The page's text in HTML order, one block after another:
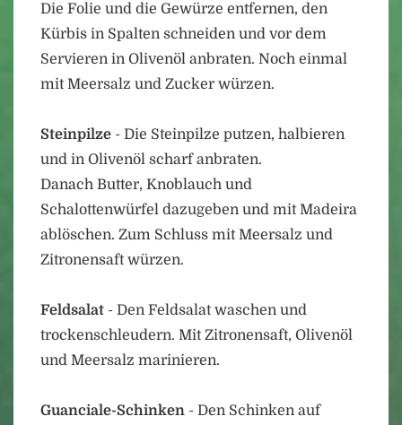
Die Folie und die Gewürze entfernen, den
Kürbis in Spalten schneiden und vor dem
Servieren in Olivenöl anbraten. Noch einmal
mit Meersalz und Zucker würzen.
Steinpilze - Die Steinpilze putzen, halbieren
und in Olivenöl scharf anbraten.
Danach Butter, Knoblauch und
Schalottenwürfel dazugeben und mit Madeira
ablöschen. Zum Schluss mit Meersalz und
Zitronensaft würzen.
Feldsalat - Den Feldsalat waschen und
trockenschleudern. Mit Zitronensaft, Olivenöl
und Meersalz marinieren.
Guanciale-Schinken - Den Schinken auf